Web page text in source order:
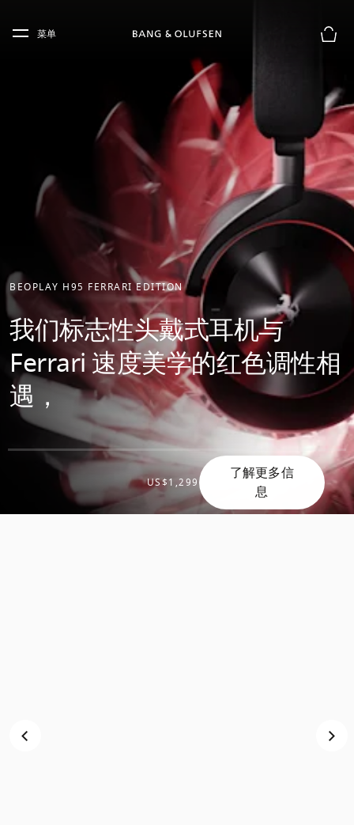
Skip to main footer
菜单
BEOPLAY H95 FERRARI EDITION
我们标志性头戴式耳机与
Ferrari 速度美学的红色调性相
遇，
US$1,299
了解更多信
息